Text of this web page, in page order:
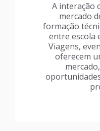
A interação
mercado
formação
entre escola
Viagens,
oferecem